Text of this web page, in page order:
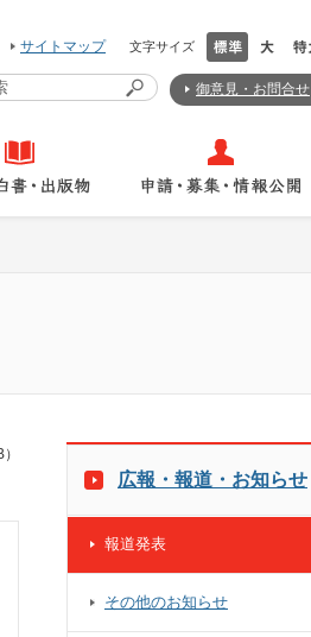
サイトマップ 文字サイズ
御意見・お問合せ
広報・報道・お知らせ
報道発表
その他のお知らせ